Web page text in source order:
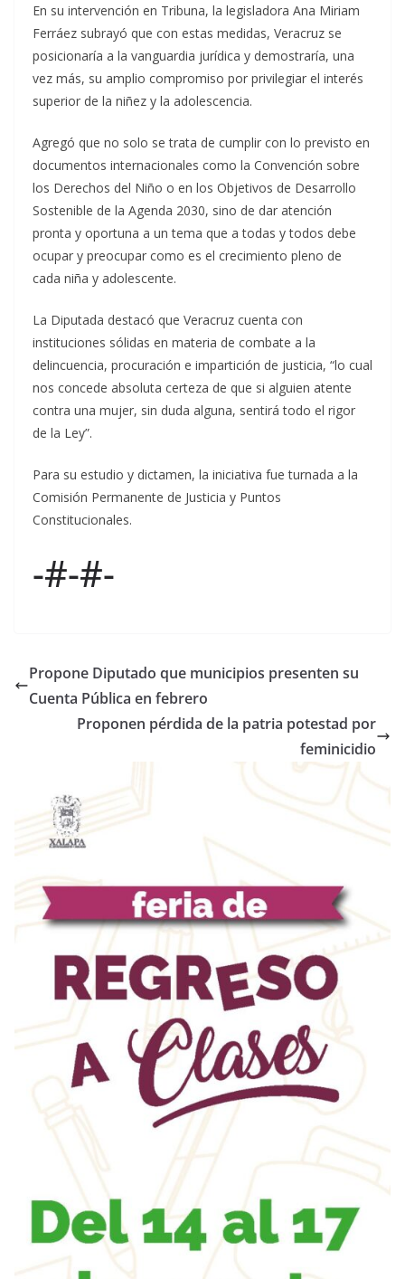
En su intervención en Tribuna, la legisladora Ana Miriam
Ferráez subrayó que con estas medidas, Veracruz se
posicionaría a la vanguardia jurídica y demostraría, una
vez más, su amplio compromiso por privilegiar el interés
superior de la niñez y la adolescencia.
Agregó que no solo se trata de cumplir con lo previsto en
documentos internacionales como la Convención sobre
los Derechos del Niño o en los Objetivos de Desarrollo
Sostenible de la Agenda 2030, sino de dar atención
pronta y oportuna a un tema que a todas y todos debe
ocupar y preocupar como es el crecimiento pleno de
cada niña y adolescente.
La Diputada destacó que Veracruz cuenta con
instituciones sólidas en materia de combate a la
delincuencia, procuración e impartición de justicia, “lo cual
nos concede absoluta certeza de que si alguien atente
contra una mujer, sin duda alguna, sentirá todo el rigor
de la Ley”.
Para su estudio y dictamen, la iniciativa fue turnada a la
Comisión Permanente de Justicia y Puntos
Constitucionales.
-#-#-
Propone Diputado que municipios presenten su
Cuenta Pública en febrero
Proponen pérdida de la patria potestad por
feminicidio